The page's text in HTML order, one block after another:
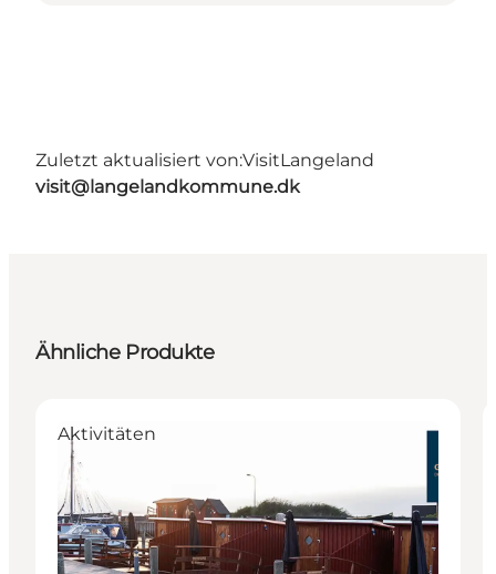
Zuletzt aktualisiert von:VisitLangeland
visit@langelandkommune.dk
Ähnliche Produkte
Aktivitäten